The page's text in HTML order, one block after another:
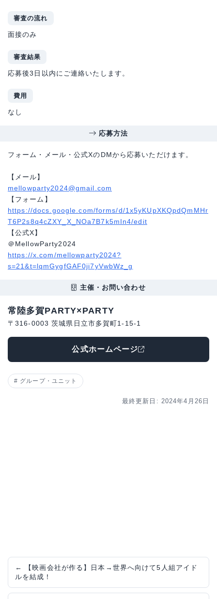
審査の流れ
面接のみ
審査結果
応募後3日以内にご連絡いたします。
費用
なし
応募方法
フォーム・メール・公式XのDMから応募いただけます。
【メール】
mellowparty2024@gmail.com
【フォーム】
https://docs.google.com/forms/d/1x5yKUpXKQpdQmMHr
T6P2s8q4cZXY_X_NOa7B7k5mIn4/edit
【公式X】
＠MellowParty2024
https://x.com/mellowparty2024?
s=21&t=lqmGygfGAF0ji7yVwbWz_g
主催・お問い合わせ
常陸多賀PARTY×PARTY
〒316-0003 茨城県日立市多賀町1-15-1
公式ホームページ
グループ・ユニット
最終更新日: 2024年4月26日
←
【映画会社が作る】日本→世界へ向けて5人組アイド
ルを結成！